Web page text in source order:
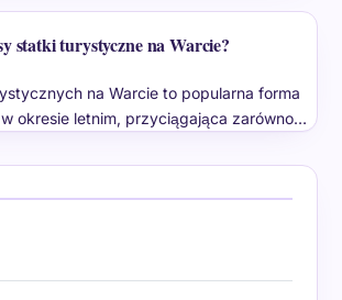
statki turystyczne na Warcie?
na Warcie to popularna forma
okresie letnim, przyciągająca zarówno…